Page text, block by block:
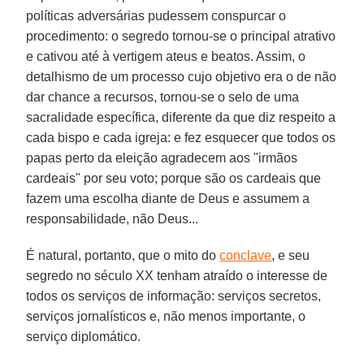
políticas adversárias pudessem conspurcar o
procedimento: o segredo tornou-se o principal atrativo
e cativou até à vertigem ateus e beatos. Assim, o
detalhismo de um processo cujo objetivo era o de não
dar chance a recursos, tornou-se o selo de uma
sacralidade específica, diferente da que diz respeito a
cada bispo e cada igreja: e fez esquecer que todos os
papas perto da eleição agradecem aos "irmãos
cardeais" por seu voto; porque são os cardeais que
fazem uma escolha diante de Deus e assumem a
responsabilidade, não Deus...
É natural, portanto, que o mito doconclave, e seu
segredo no século XX tenham atraído o interesse de
todos os serviços de informação: serviços secretos,
serviços jornalísticos e, não menos importante, o
serviço diplomático.